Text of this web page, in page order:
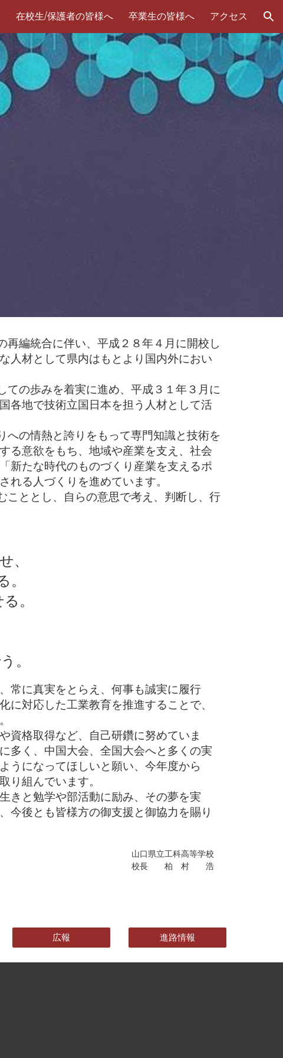
在校生/保護者の皆様へ 卒業生の皆様へ アクセス
編統合に伴い、平成２８年４月に開校し
人材として県内はもとより国内外におい
の歩みを着実に進め、平成３１年３月に
各地で技術立国日本を担う人材として活
の情熱と誇りをもって専門知識と技術を
る意欲をもち、地域や産業を支え、社会
新たな時代のものづくり産業を支えるポ
れる人づくりを進めています。
こととし、自らの意思で考え、判断し、行
、
。
。
常に真実をとらえ、何事も誠実に履行
に対応した工業教育を推進することで、
資格取得など、自己研鑽に努めていま
多く、中国大会、全国大会へと多くの実
うになってほしいと願い、今年度から
り組んでいます。
きと勉学や部活動に励み、その夢を実
今後とも皆様方の御支援と御協力を賜り
山口県立工科高等学校
校長 柏 村 浩
広報 進路情報